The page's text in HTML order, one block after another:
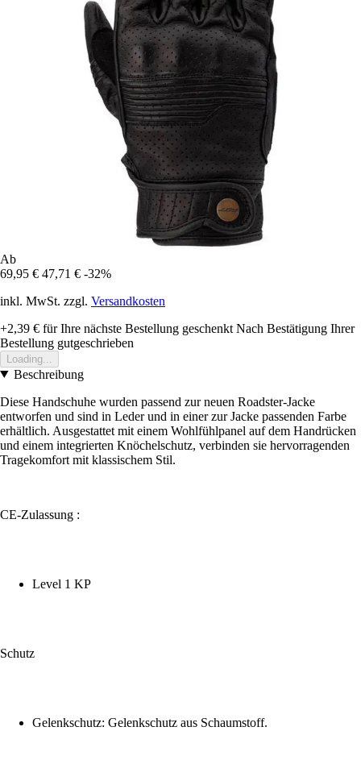
Ab
69,95 € 47,71 € -32%
inkl. MwSt. zzgl. Versandkosten
+2,39 € für Ihre nächste Bestellung geschenkt Nach Bestätigung Ihrer
Bestellung gutgeschrieben
Loading...
Beschreibung
Diese Handschuhe wurden passend zur neuen Roadster-Jacke
entworfen und sind in Leder und in einer zur Jacke passenden Farbe
erhältlich. Ausgestattet mit einem Wohlfühlpanel auf dem Handrücken
und einem integrierten Knöchelschutz, verbinden sie hervorragenden
Tragekomfort mit klassischem Stil.
CE-Zulassung :
Level 1 KP
Schutz
Gelenkschutz: Gelenkschutz aus Schaumstoff.